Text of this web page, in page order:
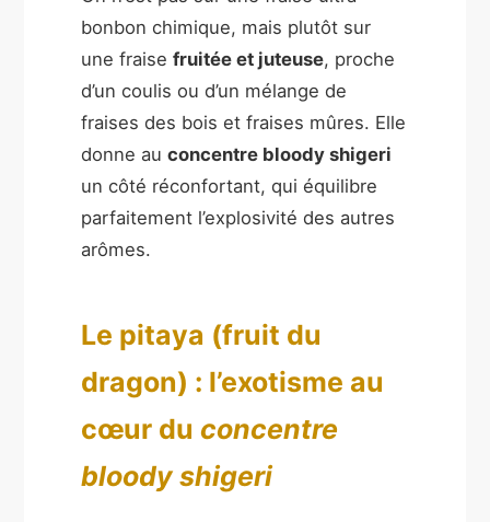
bonbon chimique, mais plutôt sur
une fraisefruitée et juteuse, proche
d’un coulis ou d’un mélange de
fraises des bois et fraises mûres. Elle
donne auconcentre bloody shigeri
un côté réconfortant, qui équilibre
parfaitement l’explosivité des autres
arômes.
Le pitaya (fruit du
dragon) : l’exotisme au
cœur duconcentre
bloody shigeri